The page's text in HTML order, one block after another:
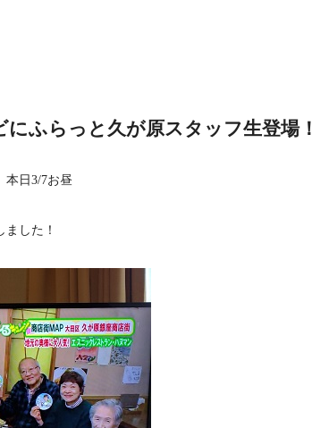
ふらっと久が原スタッフ生登場！
本日3/7お昼
した！